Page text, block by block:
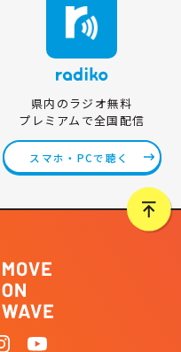
県内のラジオ無料
プレミアムで全国配信
スマホ・PCで聴く